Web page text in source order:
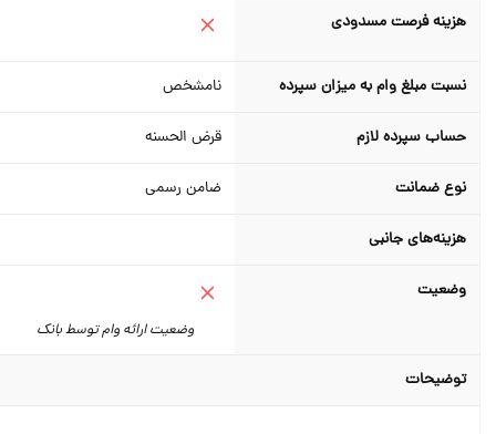
هزینه فرصت مسدودی
نسبت مبلغ وام به میزان سپرده نامشخص
حساب سپرده لازم قرض الحسنه
نوع ضمانت ضامن رسمی
هزینه‌های جانبی
وضعیت
وضعیت ارائه وام توسط بانک
توضیحات